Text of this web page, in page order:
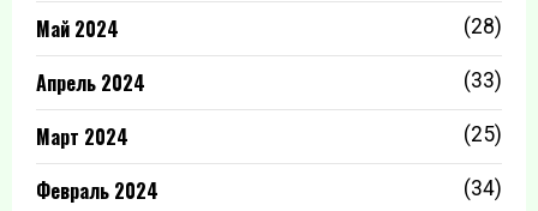
Май 2024 (28)
Апрель 2024 (33)
Март 2024 (25)
Февраль 2024 (34)